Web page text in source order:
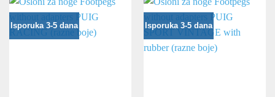
na
stranici
proizvoda
na
stranici
proizvoda
Isporuka 3-5 dana Isporuka 3-5 dana